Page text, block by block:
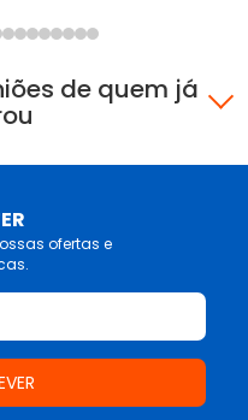
de quem já
ofertas e